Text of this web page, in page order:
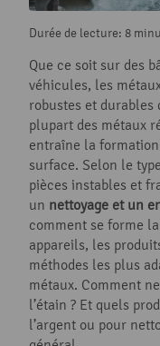
Durée de lecture: 8
Que ce soit sur des
véhicules, les
robustes et durables
plupart des métaux
entraîne la formation
surface. Selon le
pièces instables et
un nettoyage et un
comment se forme
appareils, les
méthodes les plus
métaux. Comment
l’étain ? Et quels
l’argent ou pour